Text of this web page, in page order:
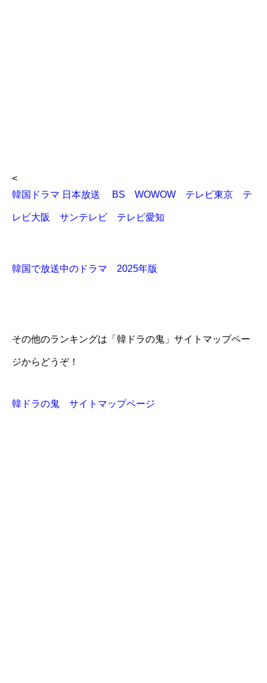
<
韓国ドラマ 日本放送 BS WOWOW テレビ東京 テ
レビ大阪 サンテレビ テレビ愛知
韓国で放送中のドラマ 2025年版
その他のランキングは「韓ドラの鬼」サイトマップペー
ジからどうぞ！
韓ドラの鬼 サイトマップページ